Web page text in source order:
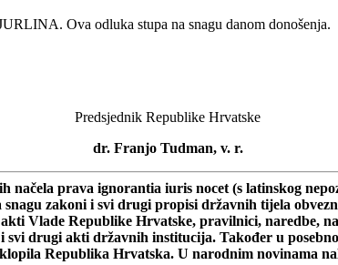
Ova odluka stupa na snagu danom donošenja.
Predsjednik Republike Hrvatske
dr. Franjo Tudman, v. r.
prava ignorantia iuris nocet (s latinskog
zakoni i svi drugi propisi državnih tijela
Vlade Republike Hrvatske, pravilnici, naredbe,
svi drugi akti državnih institucija. Također u
Republika Hrvatska. U narodnim novinama